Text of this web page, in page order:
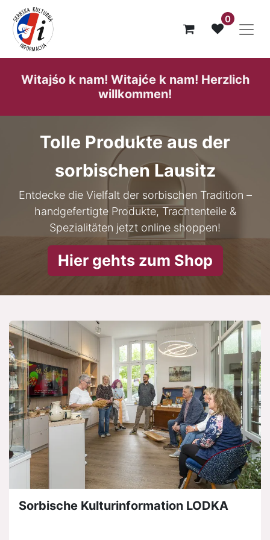
0
Witajśo k nam! Witajće k nam! He​rzlich
willk​ommen!
Tolle Produkte aus der
sorbischen Lausitz
Entdecke die Vielfalt der sorbischen Tradition –
handgefertigte Produkte, Trachtenteile &
Spezialitäten jetzt online shoppen!
Hier gehts zum Shop
Sorbische Kulturinformation LODKA